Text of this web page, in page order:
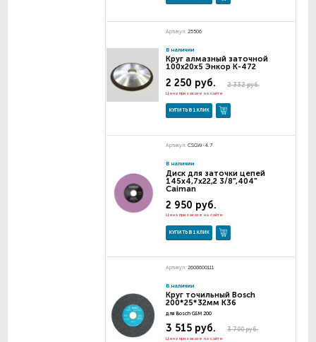
Артикул: 25506
В наличии
Круг алмазный заточной
100х20х5 Энкор К-472
2 332 руб.
2 250 руб.
Цена при заказе на сайте
КУПИТЬ В 1 КЛИК
Артикул: CSGW-4.7
В наличии
Диск для заточки цепей
145х4,7х22,2 3/8",404"
Caiman
2 950 руб.
Цена при заказе на сайте
КУПИТЬ В 1 КЛИК
Артикул: 2608600111
В наличии
Круг точильный Bosch
200*25*32мм К36
для Bosch GSM 200
3 700 руб.
3 515 руб.
Цена при заказе на сайте